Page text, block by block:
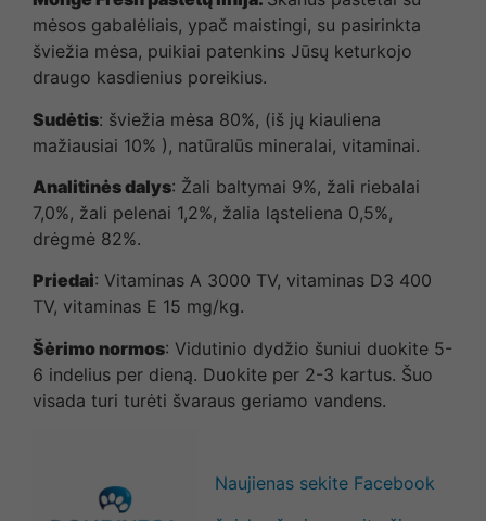
mėsos gabalėliais, ypač maistingi, su pasirinkta
šviežia mėsa, puikiai patenkins Jūsų keturkojo
draugo kasdienius poreikius.
Sudėtis: šviežia mėsa 80%, (iš jų kiauliena
mažiausiai 10% ), natūralūs mineralai, vitaminai.
Analitinės dalys: Žali baltymai 9%, žali riebalai
7,0%, žali pelenai 1,2%, žalia ląsteliena 0,5%,
drėgmė 82%.
Priedai: Vitaminas A 3000 TV, vitaminas D3 400
TV, vitaminas E 15 mg/kg.
Šėrimo normos: Vidutinio dydžio šuniui duokite 5-
6 indelius per dieną. Duokite per 2-3 kartus. Šuo
visada turi turėti švaraus geriamo vandens.
Naujienas sekite Facebook